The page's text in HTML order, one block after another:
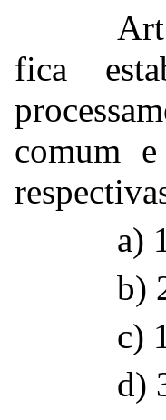
fica
comum
a)
b)
c)
d)